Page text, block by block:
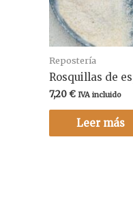
Repostería
Rosquillas de
7,20€ IVA incluido
Leer más